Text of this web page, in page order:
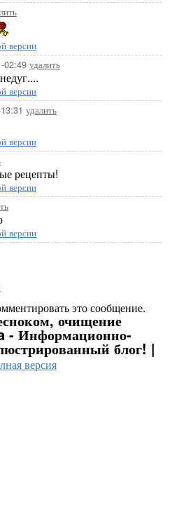
версии
02:49 удалить
версии
удалить
версии
рецепты!
версии
версии
это сообщение.
очищение
- Информационно-
блог! |
версия